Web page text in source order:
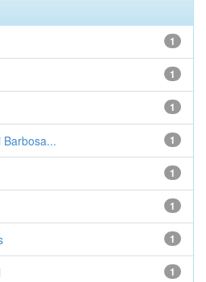
1
1
1
1
Barbosa...
1
1
1
1